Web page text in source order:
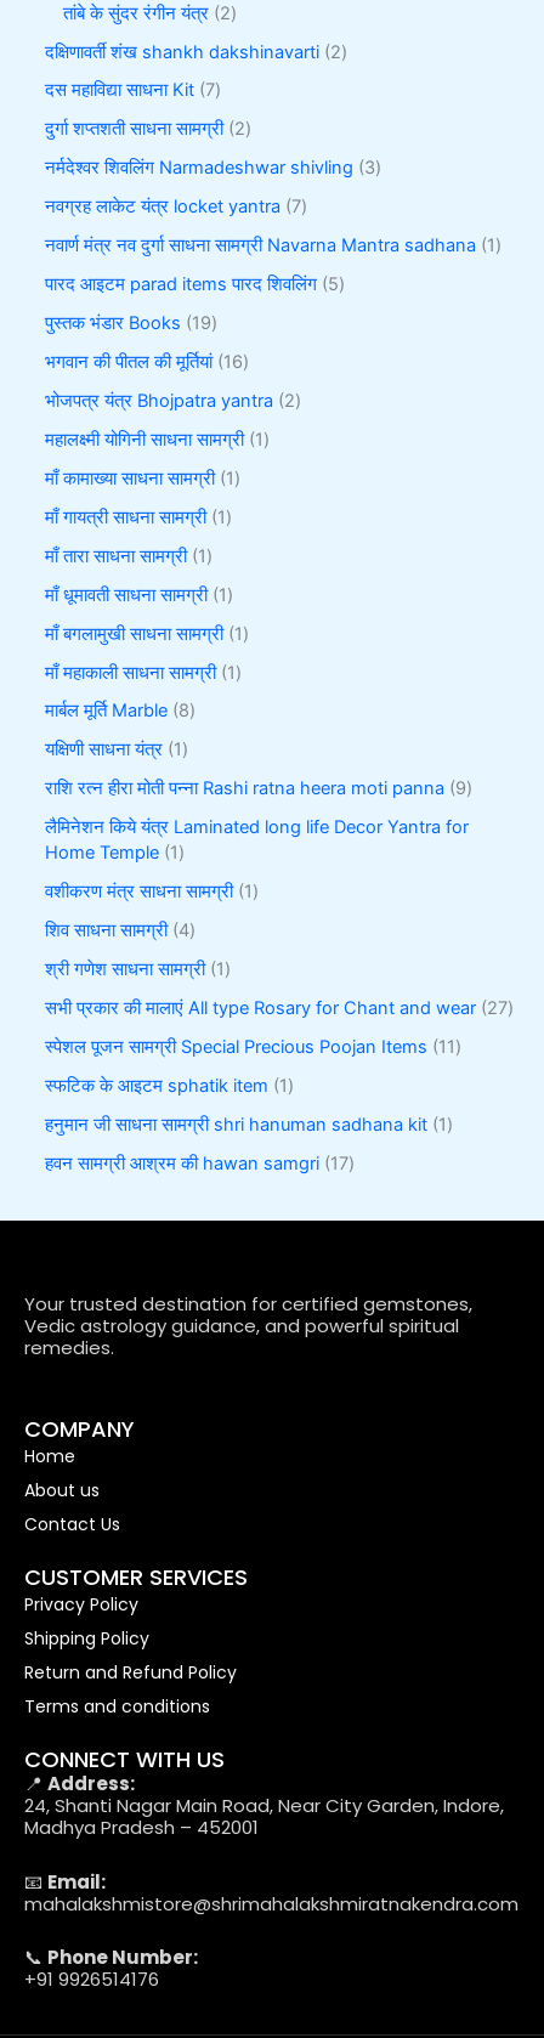
तांबे के सुंदर रंगीन यंत्र 2
दक्षिणावर्ती शंख shankh dakshinavarti 2
दस महाविद्या साधना Kit 7
दुर्गा शप्तशती साधना सामग्री 2
नर्मदेश्वर शिवलिंग Narmadeshwar shivling 3
नवग्रह लाकेट यंत्र locket yantra 7
नवार्ण मंत्र नव दुर्गा साधना सामग्री Navarna Mantra sadhana 1
पारद आइटम parad items पारद शिवलिंग 5
पुस्तक भंडार Books 19
भगवान की पीतल की मूर्तियां 16
भोजपत्र यंत्र Bhojpatra yantra 2
महालक्ष्मी योगिनी साधना सामग्री 1
माँ कामाख्या साधना सामग्री 1
माँ गायत्री साधना सामग्री 1
माँ तारा साधना सामग्री 1
माँ धूमावती साधना सामग्री 1
माँ बगलामुखी साधना सामग्री 1
माँ महाकाली साधना सामग्री 1
मार्बल मूर्ति Marble 8
यक्षिणी साधना यंत्र 1
राशि रत्न हीरा मोती पन्ना Rashi ratna heera moti panna 9
लैमिनेशन किये यंत्र Laminated long life Decor Yantra for
Home Temple 1
वशीकरण मंत्र साधना सामग्री 1
शिव साधना सामग्री 4
श्री गणेश साधना सामग्री 1
सभी प्रकार की मालाएं All type Rosary for Chant and wear 27
स्पेशल पूजन सामग्री Special Precious Poojan Items 11
स्फटिक के आइटम sphatik item 1
हनुमान जी साधना सामग्री shri hanuman sadhana kit 1
हवन सामग्री आश्रम की hawan samgri 17
Your trusted destination for certified gemstones,
Vedic astrology guidance, and powerful spiritual
remedies.
COMPANY
Home
About us
Contact Us
CUSTOMER SERVICES
Privacy Policy
Shipping Policy
Return and Refund Policy
Terms and conditions
CONNECT WITH US
📍 Address:
24, Shanti Nagar Main Road, Near City Garden, Indore,
Madhya Pradesh – 452001
📧 Email:
mahalakshmistore@shrimahalakshmiratnakendra.com
📞 Phone Number:
+91 9926514176